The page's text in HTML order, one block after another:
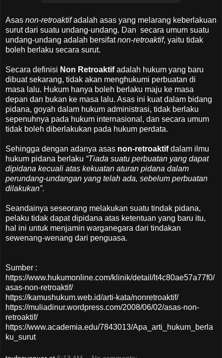
Asas non-retroaktifadalah asas yang melarang keberlakuan
surut dari suatu undang-undang. Dan secara umum suatu
undang-undang adalah bersifatnon-retroaktif, yaitu tidak
boleh berlaku secara surut.
Secara definisi Non Retroaktifadalah hukum yang baru
dibuat sekarang, tidak akan menghukumi perbuatan di
masa lalu. Hukum hanya boleh berlaku maju ke masa
depan dan bukan ke masa lalu. Asas ini kuat dalam bidang
pidana, goyah dalam hukum administrasi, tidak berlaku
sepenuhnya pada hukum internasional, dan secara umum
tidak boleh diberlakukan pada hukum perdata.
Sehingga dengan adanya asas non-retroaktifdalam ilmu
hukum pidana berlaku “Tiada suatu perbuatan yang dapat
dipidana kecuali atas kekuatan aturan pidana dalam
perundang-undangan yang telah ada, sebelum perbuatan
dilakukan”.
Seandainya seseorang melakukan suatu tindak pidana,
pelaku tidak dapat dipidana atas ketentuan yang baru itu,
hal ini untuk menjamin warganegara dari tindakan
sewenang-wenang dari penguasa.
Sumber :
https://www.hukumonline.com/klinik/detail/lt4c80ae57a77f0/
asas-non-retroaktif/
https://kamushukum.web.id/arti-kata/nonretroaktif/
https://muliadinur.wordpress.com/2008/06/02/asas-non-
retroaktif/
https://www.academia.edu/7843013/Apa_arti_hukum_berla
ku_surut